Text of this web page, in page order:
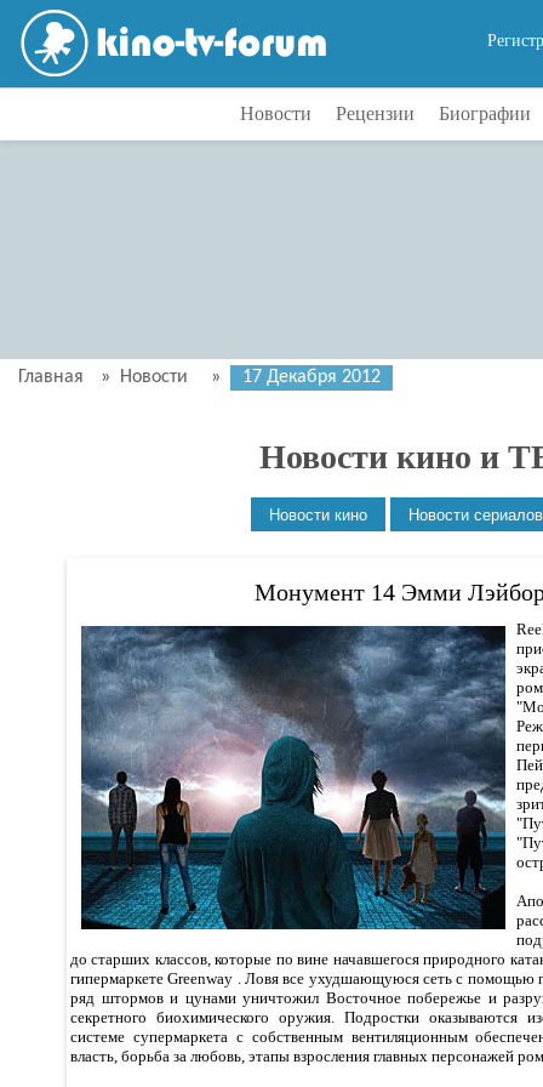
Новости Рецензии Биографии
Главная » Новости » 17 Декабря 2012
Новости кино и
Монумент 14 Эмми
до старших классов, которые по вине начавшегося природного
гипермаркете Greenway . Ловя все ухудшающуюся сеть с помощью
ряд штормов и цунами уничтожил Восточное побережье и
секретного биохимического оружия. Подростки оказываются
системе супермаркета с собственным вентиляционным
власть, борьба за любовь, этапы взросления главных персонажей